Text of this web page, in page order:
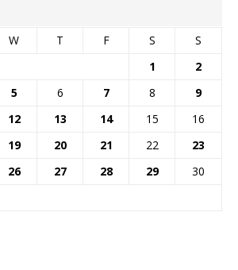
W T F S
S
1
2
5 6 7 8
9
12 13 14 15
16
19 20 21 22
23
26 27 28 29
30